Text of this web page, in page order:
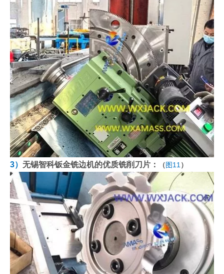
3） 无锡智科钣金铣边机的优质铣削刀片： （图11 ）